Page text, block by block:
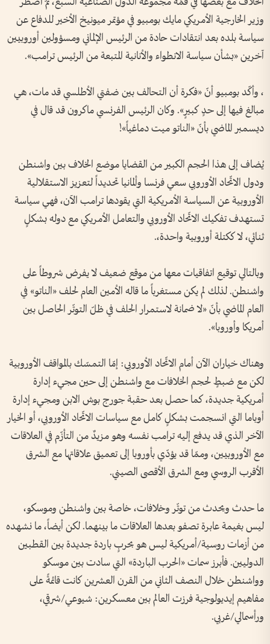
وزير الخارجية الأمريكي مايك بومبيو في مؤتمر ميونيخ الأخير للدفاع عن
سياسة بلده بعد انتقادات حادة من الرئيس الإلماني ومسؤولين أوروبيين
آخرين «بشأن سياسة الانطواء والأنانية المتبعة من الرئيس ترامب».
، وأكّد بومبيو أنّ «فكرة أن التحالف بين ضفتي الأطلسي قد مات، هي
مبالغ فيها إلى حدٍ كبيرٍ». وكان الرئيس الفرنسي ماكرون قد قال في
ديسمبر الماضي بأنّ «الناتو ميت دماغياً»!
يُضاف إلى هذا الحجم الكبير من القضايا موضع الخلاف بين واشنطن
ودول الاتّحاد الأوروبي سعي فرنسا وألمانيا تحديداً لتعزيز الاستقلالية
الأوروبية عن السياسة الأمريكية التي يقودها ترامب الآن، فهي سياسة
تستهدف تفكيك الاتّحاد الأوروبي والتعامل الأمريكي مع دوله بشكلٍ
ثنائي، لا ككتلة أوروبية واحدة،.
وبالتالي توقيع اتفاقيات معها من موقع ضعيف لا يفرض شروطاً على
واشنطن. لذلك لم يكن مستغرباً ما قاله الأمين العام لحلف «الناتو» في
العام الماضي بأنّ «لا ضمانة لاستمرار الحلف في ظلّ التوتّر الحاصل بين
أمريكا وأوروبا».
وهناك خياران الآن أمام الاتّحاد الأوروبي: إمّا التمسّك بالمواقف الأوروبية
لكن مع ضبطٍ لحجم الخلافات مع واشنطن إلى حين مجيء إدارة
أمريكية جديدة، كما حصل بعد حقبة جورج بوش الابن ومجيء إدارة
أوباما التي انسجمت بشكلٍ كامل مع سياسات الاتّحاد الأوروبي، أو الخيار
الآخر الذي قد يدفع إليه ترامب نفسه وهو مزيدٌ من التأزّم في العلاقات
مع الأوروبيين، وممّا قد يؤدّي بأوروبا إلى تعميق علاقاتها مع الشرق
الأقرب الروسي ومع الشرق الأقصى الصيني.
ما حدث ويحدث من توتّر وخلافات، خاصة بين واشنطن وموسكو،
ليس بغيمة عابرة تصفو بعدها العلاقات ما بينهما. لكن أيضاً، ما نشهده
من أزمات روسية/أمريكية ليس هو بحربٍ باردة جديدة بين القطبين
الدوليين. فأبرز سمات «الحرب الباردة» التي سادت بين موسكو
وواشنطن خلال النصف الثاني من القرن العشرين كانت قائمةً على
مفاهيم إيديولوجية فرزت العالم بين معسكرين: شيوعي/شرقي،
ورأسمالي/غربي.